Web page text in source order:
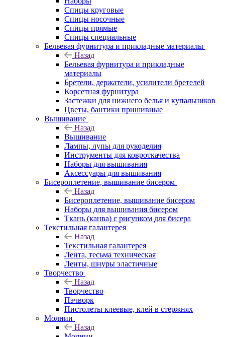
Спицы круговые
Спицы носочные
Спицы прямые
Спицы специальные
Бельевая фурнитура и прикладные материалы
Назад
Бельевая фурнитура и прикладные
материалы
Бретели, держатели, усилители бретелей
Корсетная фурнитура
Застежки для нижнего белья и купальников
Цветы, бантики пришивные
Вышивание
Назад
Вышивание
Лампы, лупы для рукоделия
Инструменты для ковроткачества
Наборы для вышивания
Аксессуары для вышивания
Бисероплетение, вышивание бисером
Назад
Бисероплетение, вышивание бисером
Наборы для вышивания бисером
Ткань (канва) с рисунком для бисера
Текстильная галантерея
Назад
Текстильная галантерея
Лента, тесьма техническая
Ленты, шнуры эластичные
Творчество
Назад
Творчество
Пэчворк
Пистолеты клеевые, клей в стержнях
Молнии
Назад